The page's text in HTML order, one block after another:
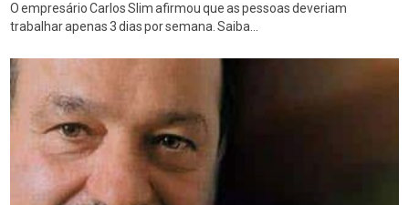
O empresário Carlos Slim afirmou que as pessoas deveriam
trabalhar apenas 3 dias por semana. Saiba...